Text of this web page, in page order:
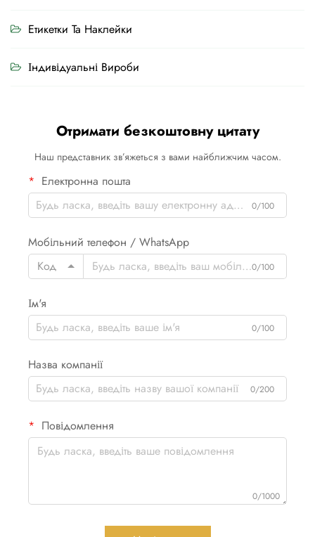
Етикетки Та Наклейки
Індивідуальні Вироби
Отримати безкоштовну цитату
Наш представник зв’яжеться з вами найближчим часом.
Електронна пошта
0/100
Мобільний телефон / WhatsApp
Код
0/100
Ім'я
0/100
Назва компанії
0/200
Повідомлення
0/1000